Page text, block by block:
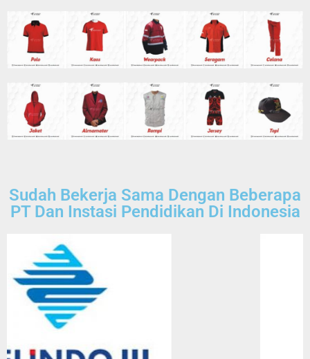
Sudah Bekerja Sama Dengan Beberapa
PT Dan Instasi Pendidikan Di Indonesia